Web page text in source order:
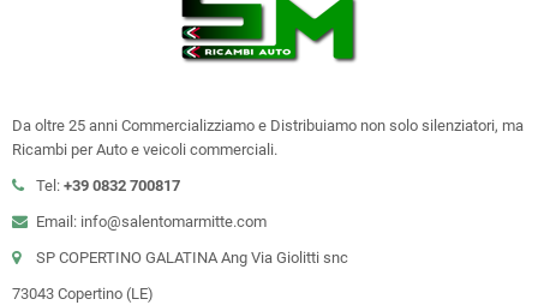
Da oltre 25 anni Commercializziamo e Distribuiamo non solo silenziatori, ma
Ricambi per Auto e veicoli commerciali.
Tel: +39 0832 700817
Email: info@salentomarmitte.com
SP COPERTINO GALATINA Ang Via Giolitti snc
73043 Copertino (LE)